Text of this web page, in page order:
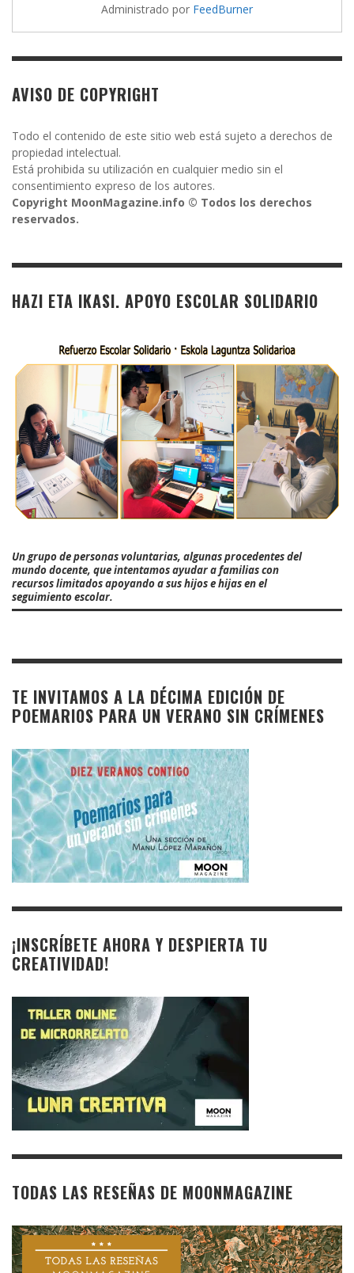
Administrado por FeedBurner
AVISO DE COPYRIGHT
Todo el contenido de este sitio web está sujeto a derechos de
propiedad intelectual.
Está prohibida su utilización en cualquier medio sin el
consentimiento expreso de los autores.
Copyright MoonMagazine.info © Todos los derechos
reservados.
HAZI ETA IKASI. APOYO ESCOLAR SOLIDARIO
Un grupo de personas voluntarias, algunas procedentes del
mundo docente, que intentamos ayudar a familias con
recursos limitados apoyando a sus hijos e hijas en el
seguimiento escolar.
TE INVITAMOS A LA DÉCIMA EDICIÓN DE
POEMARIOS PARA UN VERANO SIN CRÍMENES
¡INSCRÍBETE AHORA Y DESPIERTA TU
CREATIVIDAD!
TODAS LAS RESEÑAS DE MOONMAGAZINE